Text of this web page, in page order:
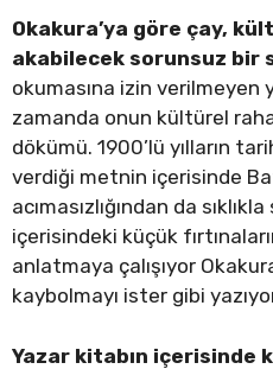
Okakura’ya göre çay,
akabilecek sorunsuz bir
okumasına izin verilmeyen
zamanda onun kültürel
dökümü. 1900’lü yılların
verdiği metnin içerisinde
acımasızlığından da
içerisindeki küçük
anlatmaya çalışıyor
kaybolmayı ister gibi
Yazar kitabın içerisinde